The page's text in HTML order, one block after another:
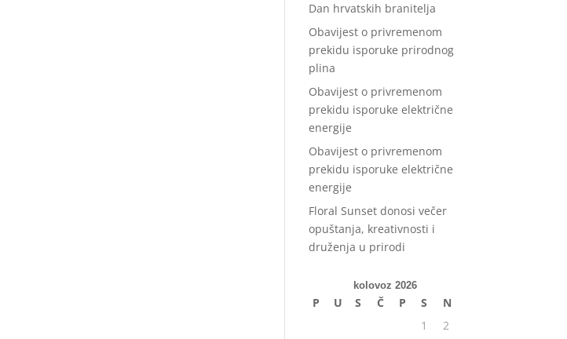
Dan hrvatskih branitelja
Obavijest o privremenom
prekidu isporuke prirodnog
plina
Obavijest o privremenom
prekidu isporuke električne
energije
Obavijest o privremenom
prekidu isporuke električne
energije
Floral Sunset donosi večer
opuštanja, kreativnosti i
druženja u prirodi
kolovoz 2026
P U S Č P S
N
1
2